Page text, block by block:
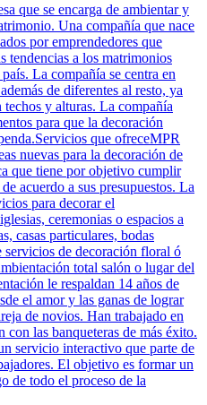
que se encarga de ambientar y
Una compañía que nace
por emprendedores que
tendencias a los matrimonios
La compañía se centra en
de diferentes al resto, ya
techos y alturas. La compañía
para que la decoración
que ofreceMPR
nuevas para la decoración de
que tiene por objetivo cumplir
acuerdo a sus presupuestos. La
para decorar el
ceremonias o espacios a
casas particulares, bodas
servicios de decoración floral ó
total salón o lugar del
le respaldan 14 años de
el amor y las ganas de lograr
de novios. Han trabajado en
las banqueteras de más éxito.
servicio interactivo que parte de
El objetivo es formar un
de todo el proceso de la